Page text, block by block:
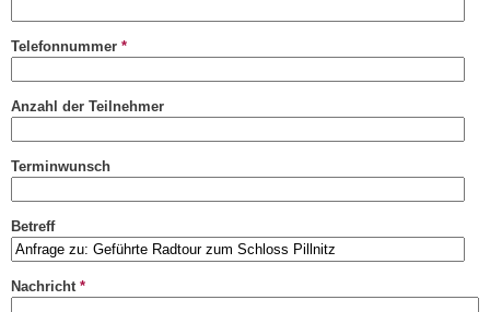
Telefonnummer *
Anzahl der Teilnehmer
Terminwunsch
Betreff
Nachricht *